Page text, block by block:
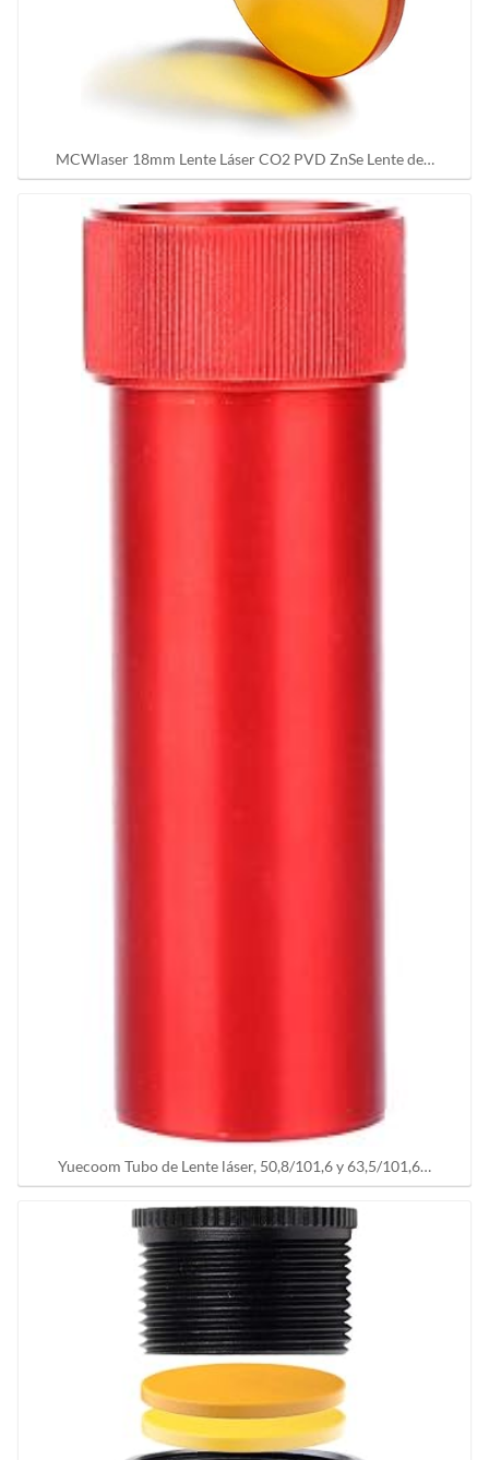
MCWlaser 18mm Lente Láser CO2 PVD ZnSe Lente de…
Yuecoom Tubo de Lente láser, 50,8/101,6 y 63,5/101,6…